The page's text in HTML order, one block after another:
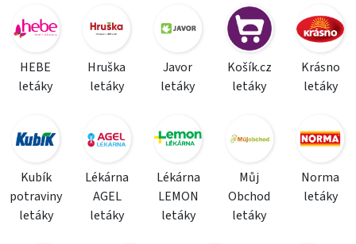
HEBE
letáky
Hruška
letáky
Javor
letáky
Košík.cz
letáky
Krásno
letáky
Kubík
potraviny
letáky
Lékárna
AGEL
letáky
Lékárna
LEMON
letáky
Můj
Obchod
letáky
Norma
letáky